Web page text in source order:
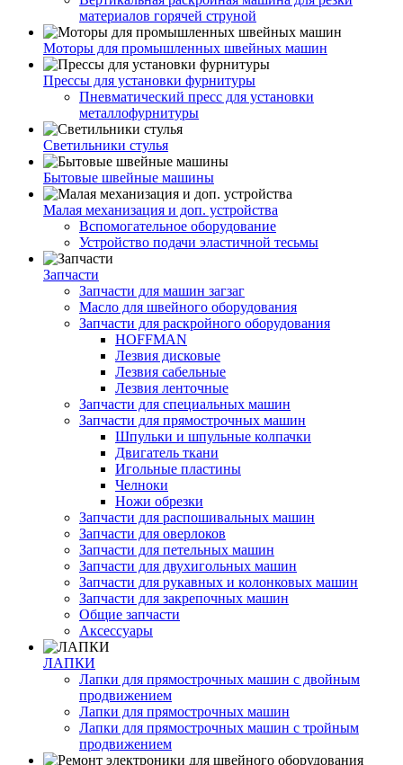
материалов горячей струной
Моторы для промышленных швейных машин
Прессы для установки фурнитуры
Пневматический пресс для установки
металлофурнитуры
Светильники стулья
Бытовые швейные машины
Малая механизация и доп. устройства
Вспомогательное оборудование
Устройство подачи эластичной тесьмы
Запчасти
Запчасти для машин загзаг
Масло для швейного оборудования
Запчасти для раскройного оборудования
HOFFMAN
Лезвия дисковые
Лезвия сабельные
Лезвия ленточные
Запчасти для специальных машин
Запчасти для прямострочных машин
Шпульки и шпульные колпачки
Двигатель ткани
Игольные пластины
Челноки
Ножи обрезки
Запчасти для распошивальных машин
Запчасти для оверлоков
Запчасти для петельных машин
Запчасти для двухигольных машин
Запчасти для рукавных и колонковых машин
Запчасти для закрепочных машин
Общие запчасти
Аксессуары
ЛАПКИ
Лапки для прямострочных машин с двойным
продвижением
Лапки для прямострочных машин
Лапки для прямострочных машин с тройным
продвижением